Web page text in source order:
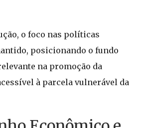
o foco nas políticas
posicionando o fundo
na promoção da
à parcela vulnerável da